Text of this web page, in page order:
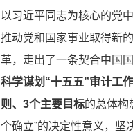
以习近平同志为核心的党
推动党和国家事业取得新
革，走出了一条契合中国
科学谋划“十五五”审计工
则、3个主要目标的总体构
个确立”的决定性意义，坚